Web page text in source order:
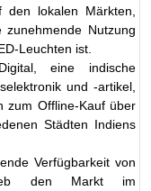
den lokalen Märkten,
Nutzung
Leuchten ist.
eine indische
und -artikel,
zum Offline-Kauf über
Städten Indiens
Verfügbarkeit von
den Markt im